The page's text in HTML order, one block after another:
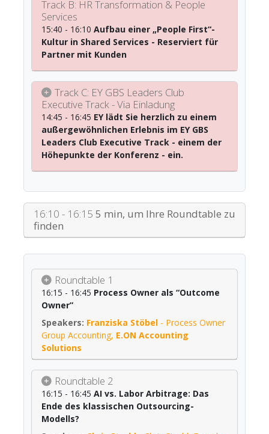
Track B: HR Transformation & People
Services
15:40 - 16:10 Aufbau einer „People First“-
Kultur in Shared Services - Reserviert für
Partner mit Kunden
Track C: EY GBS Leaders Club
Executive Track - Via Einladung
14:45 - 16:45 EY lädt Sie herzlich zu einem
außergewöhnlichen Erlebnis im EY GBS
Leaders Club Executive Track - einem der
Höhepunkte der Konferenz - ein.
16:10 - 16:15 5 min, um Ihre Roundtable zu
finden
Roundtable 1
16:15 - 16:45 Process Owner als “Outcome
Owner”
Franziska Stöbel - Process Owner
Group Accounting, E.ON Accounting
Solutions
Roundtable 2
16:15 - 16:45 AI vs. Labor Arbitrage: Das
Ende des klassischen Outsourcing-
Modells?